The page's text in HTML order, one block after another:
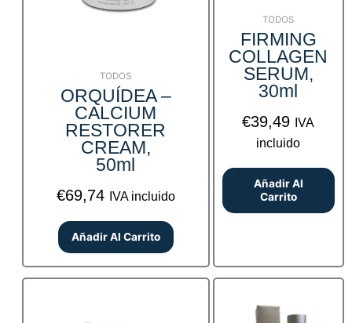
TODOS
ORQUÍDEA –
CALCIUM
RESTORER
CREAM,
50ml
€69,74 IVA incluido
Añadir Al Carrito
TODOS
FIRMING
COLLAGEN
SERUM,
30ml
€39,49 IVA
incluido
Añadir Al
Carrito